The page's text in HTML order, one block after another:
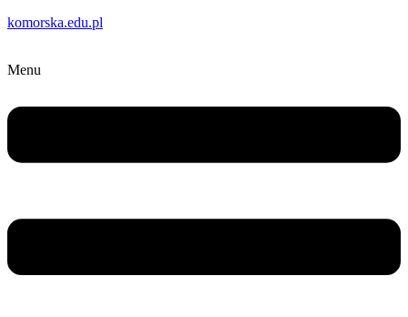
komorska.edu.pl
Menu